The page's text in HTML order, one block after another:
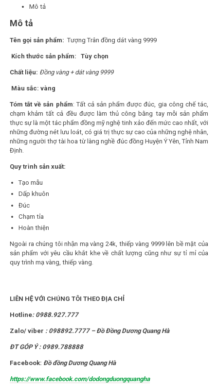
Mô tả
Mô tả
Tên gọi sản phẩm: Tượng Trân đồng dát vàng 9999
Kích thước sản phẩm: Tùy chọn
Chất liệu: Đồng vàng + dát vàng 9999
Màu sắc: vàng
Tóm tắt về sản phẩm: Tất cả sản phẩm được đúc, gia công chế tác,
chạm khảm tất cả đều được làm thủ công bằng tay mỗi sản phẩm
thực sự là một tác phẩm đồng mỹ nghệ tinh xảo đến mức cao nhất, với
những đường nét lưu loát, có giá trị thực sự cao của những nghệ nhân,
những người thợ tài hoa từ làng nghề đúc đồng Huyện Ý Yên, Tỉnh Nam
Định.
Quy trình sản xuất:
Tạo mẫu
Dấp khuôn
Đúc
Chạm tỉa
Hoàn thiện
Ngoài ra chúng tôi nhận mạ vàng 24k, thiếp vàng 9999 lên bề mặt của
sản phẩm với yêu cầu khắt khe về chất lượng cũng như sự tỉ mỉ của
quy trình mạ vàng, thiếp vàng.
LIÊN HỆ VỚI CHÚNG TÔI THEO ĐỊA CHỈ
Hotline: 0988.927.777
Zalo/ viber : 098892.7777 – Đồ Đồng Dương Quang Hà
ĐT GÓP Ý : 0989.788888
Facebook: Đồ đồng Dương Quang Hà
https://www.facebook.com/dodongduongquangha